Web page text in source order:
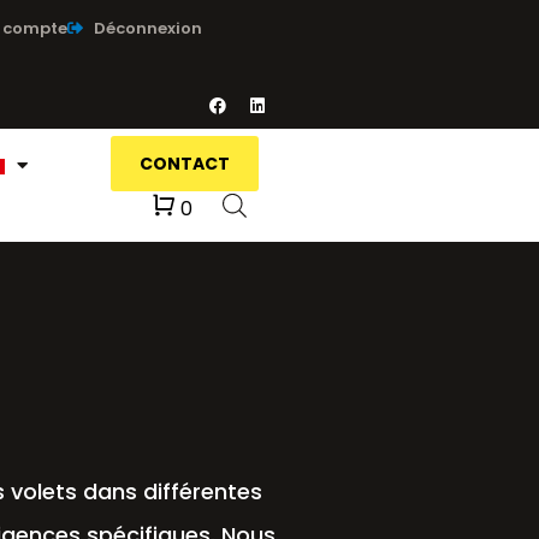
compte
Déconnexion
CONTACT
Panier
0
volets dans différentes